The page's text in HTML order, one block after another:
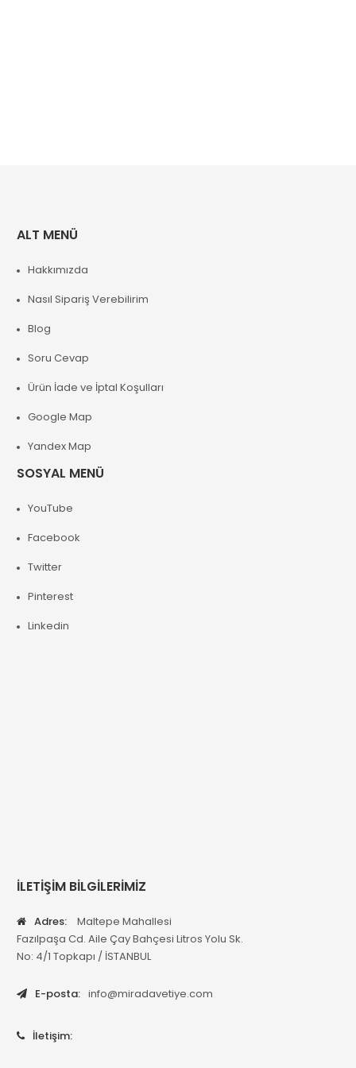
ALT MENÜ
Hakkımızda
Nasıl Sipariş Verebilirim
Blog
Soru Cevap
Ürün İade ve İptal Koşulları
Google Map
Yandex Map
SOSYAL MENÜ
YouTube
Facebook
Twitter
Pinterest
Linkedin
İLETİŞİM BİLGİLERİMİZ
Adres:
Maltepe Mahallesi
Fazılpaşa Cd. Aile Çay Bahçesi Litros Yolu Sk.
No: 4/1 Topkapı / İSTANBUL
E-posta: info@miradavetiye.com
İletişim: